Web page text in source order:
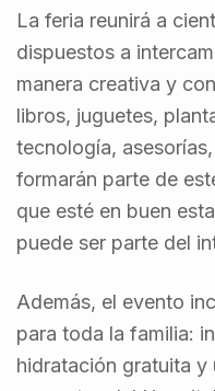
La feria reunirá a
dispuestos a
manera creativa y
libros, juguetes,
tecnología,
formarán parte de
que esté en buen
puede ser parte del
Además, el evento
para toda la familia:
hidratación gratuita